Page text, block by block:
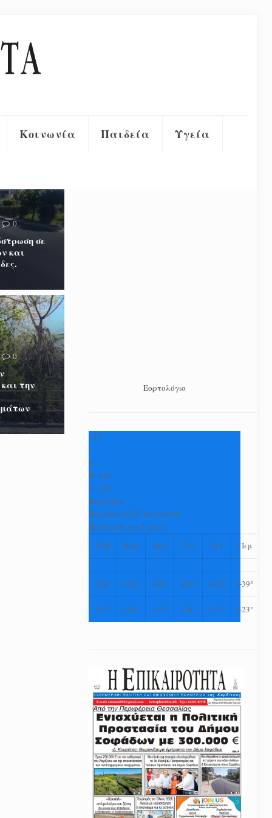
Κοινωνία Παιδεία Υγεία
0
σε
και
0
την
Εορτολόγιο
+35
°
C
H:+38°
L:+26°
Καρδίτσα
Παρασκευή, 07 Αύγουστος
Πρόγνωση για 7 μέρες
Σαβ
Κυρ Δευ Τρι Τετ Πεμ
+39° +39° +38° +39° +40° +39°
+25° +26° +25° +24° +23° +23°